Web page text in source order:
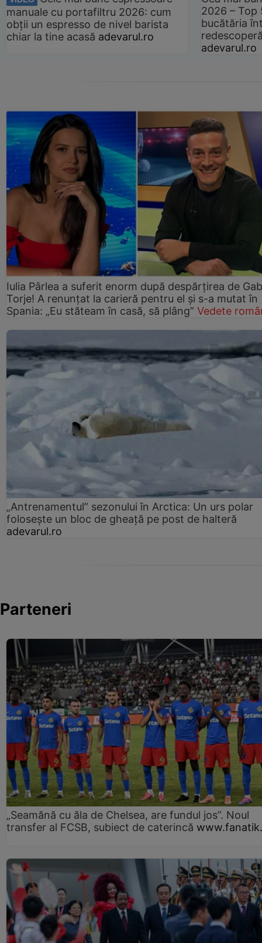
manuale cu portafiltru 2026: cum
obții un espresso de nivel barista
chiar la tine acasă adevarul.ro
2026 –
bucătăria
adevarul.ro
Iulia Pârlea a suferit enorm după despărțirea de
Torje! A renunțat la carieră pentru el și s-a mutat în
Spania: „Eu stăteam în casă, să plâng” Vedete
„Antrenamentul” sezonului în Arctica: Un urs polar
folosește un bloc de gheață pe post de halteră
adevarul.ro
Parteneri
„Seamănă cu ăla de Chelsea, are fundul jos”. Noul
transfer al FCSB, subiect de caterincă